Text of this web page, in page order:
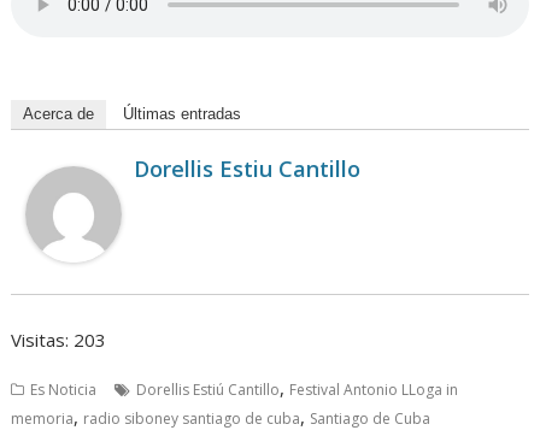
Acerca de Últimas entradas
Dorellis Estiu Cantillo
Visitas: 203
Es Noticia Dorellis Estiú Cantillo, Festival Antonio LLoga in
memoria, radio siboney santiago de cuba, Santiago de Cuba